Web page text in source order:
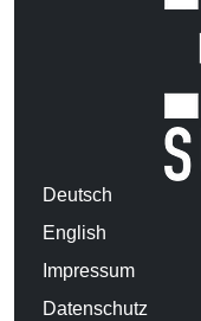
Deutsch
English
Impressum
Datenschutz